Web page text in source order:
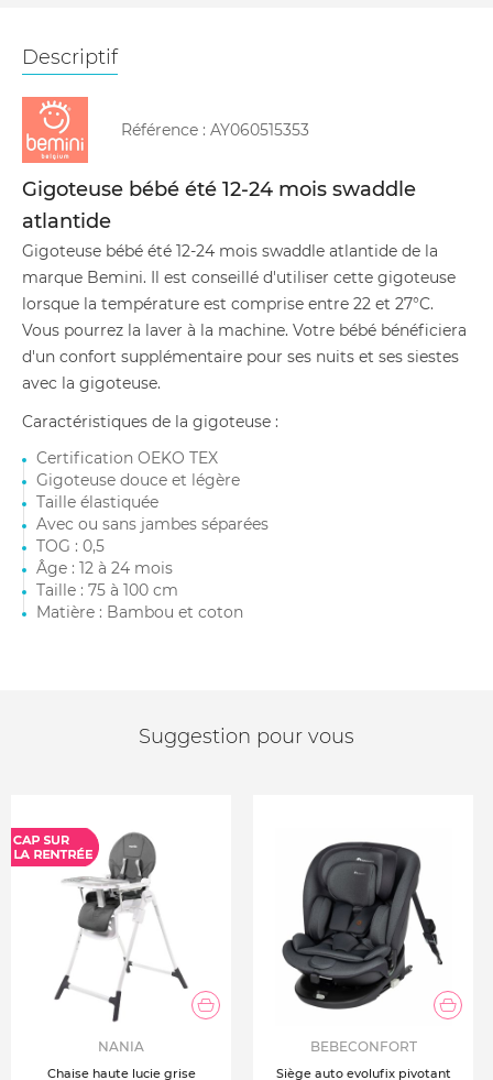
Descriptif
Référence : AY060515353
Gigoteuse bébé été 12-24 mois swaddle
atlantide
Gigoteuse bébé été 12-24 mois swaddle atlantide de la
marque Bemini. Il est conseillé d'utiliser cette gigoteuse
lorsque la température est comprise entre 22 et 27°C.
Vous pourrez la laver à la machine. Votre bébé bénéficiera
d'un confort supplémentaire pour ses nuits et ses siestes
avec la gigoteuse.
Caractéristiques de la gigoteuse :
Certification OEKO TEX
Gigoteuse douce et légère
Taille élastiquée
Avec ou sans jambes séparées
TOG : 0,5
Âge : 12 à 24 mois
Taille : 75 à 100 cm
Matière : Bambou et coton
Suggestion pour vous
NANIA
Chaise haute lucie grise
BEBECONFORT
Siège auto evolufix pivotant